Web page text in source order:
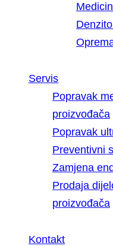
Servis
Popravak
proizvođača
Popravak
Preventivni
Zamjena
Prodaja
proizvođača
Kontakt